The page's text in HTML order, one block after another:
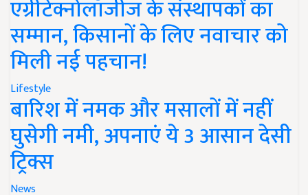
एग्रीटेक्नोलॉजीज के संस्थापकों का
सम्मान, किसानों के लिए नवाचार को
मिली नई पहचान!
Lifestyle
बारिश में नमक और मसालों में नहीं
घुसेगी नमी, अपनाएं ये 3 आसान देसी
ट्रिक्स
News